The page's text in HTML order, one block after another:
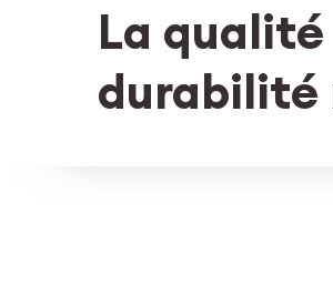
La
durabilité